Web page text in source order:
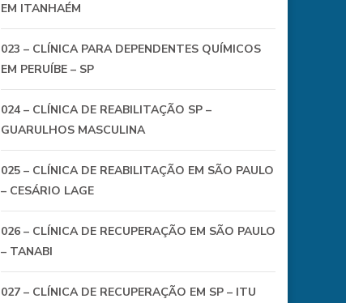
EM ITANHAÉM
023 – CLÍNICA PARA DEPENDENTES QUÍMICOS
EM PERUÍBE – SP
024 – CLÍNICA DE REABILITAÇÃO SP –
GUARULHOS MASCULINA
025 – CLÍNICA DE REABILITAÇÃO EM SÃO PAULO
– CESÁRIO LAGE
026 – CLÍNICA DE RECUPERAÇÃO EM SÃO PAULO
– TANABI
027 – CLÍNICA DE RECUPERAÇÃO EM SP – ITU